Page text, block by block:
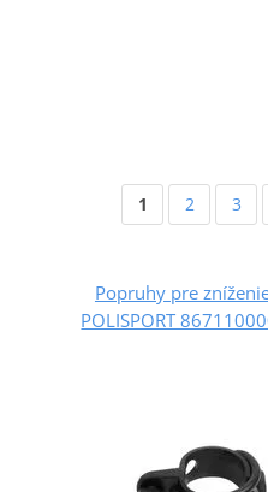
1 2 3
Popruhy pre
POLISPORT